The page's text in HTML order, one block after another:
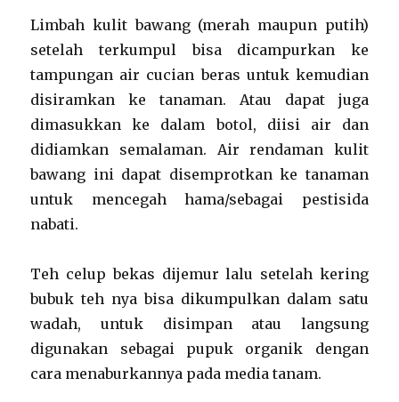
Limbah kulit bawang (merah maupun putih)
setelah terkumpul bisa dicampurkan ke
tampungan air cucian beras untuk kemudian
disiramkan ke tanaman. Atau dapat juga
dimasukkan ke dalam botol, diisi air dan
didiamkan semalaman. Air rendaman kulit
bawang ini dapat disemprotkan ke tanaman
untuk mencegah hama/sebagai pestisida
nabati.
Teh celup bekas dijemur lalu setelah kering
bubuk teh nya bisa dikumpulkan dalam satu
wadah, untuk disimpan atau langsung
digunakan sebagai pupuk organik dengan
cara menaburkannya pada media tanam.